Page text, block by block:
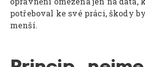
potřeboval ke své práci, škody
menší.